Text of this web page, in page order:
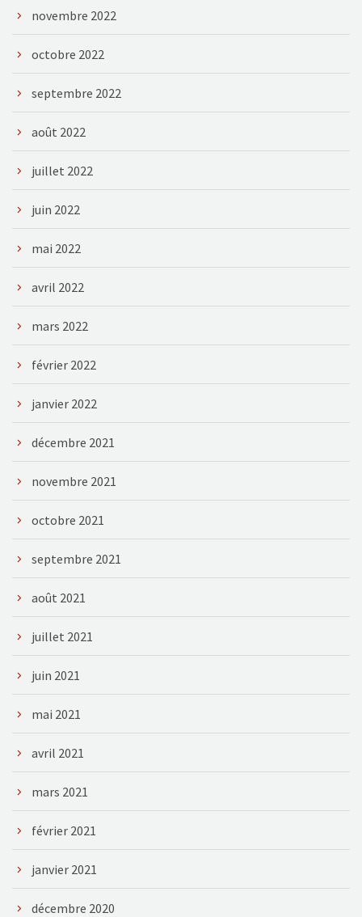
novembre 2022
octobre 2022
septembre 2022
août 2022
juillet 2022
juin 2022
mai 2022
avril 2022
mars 2022
février 2022
janvier 2022
décembre 2021
novembre 2021
octobre 2021
septembre 2021
août 2021
juillet 2021
juin 2021
mai 2021
avril 2021
mars 2021
février 2021
janvier 2021
décembre 2020